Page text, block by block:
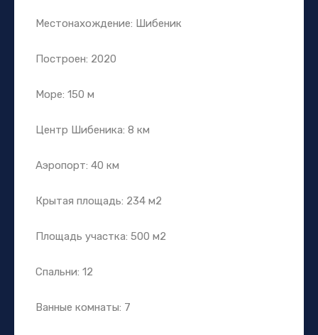
Местонахождение: Шибеник
Построен: 2020
Море: 150 м
Центр Шибеника: 8 км
Аэропорт: 40 км
Крытая площадь: 234 м2
Площадь участка: 500 м2
Спальни: 12
Ванные комнаты: 7